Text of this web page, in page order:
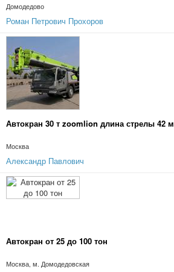
Домодедово
Роман Петрович Прохоров
Автокран 30 т zoomlion длина стрелы 42 м
Москва
Александр Павлович
Автокран от 25 до 100 тон
Москва, м. Домодедовская